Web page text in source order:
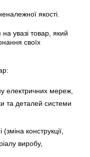
якості.
увазі товар, який
своїх
електричних мереж,
та деталей системи
конструкції,
виробу,